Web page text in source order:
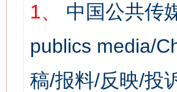
1、
中国公共传
publics media/
稿/报料/反映/投